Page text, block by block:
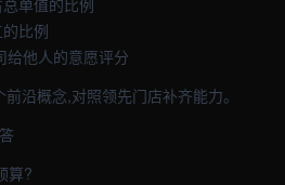
单值的比例
比例
给他人的意愿评分
沿概念,对照领先门店补齐能力。
算?